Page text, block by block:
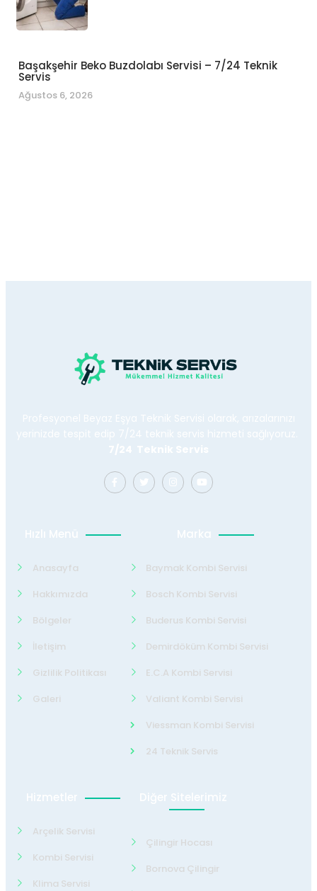
Başakşehir Beko Buzdolabı Servisi – 7/24 Teknik
Servis
Ağustos 6, 2026
Profesyonel Beyaz Eşya Teknik Servisi olarak, arızalarınızı
yerinizde tespit edip 7/24 teknik servis hizmeti sağlıyoruz.
7/24 Teknik Servis
Hızlı Menü
Anasayfa
Hakkımızda
Bölgeler
İletişim
Gizlilik Politikası
Galeri
Marka
Baymak Kombi Servisi
Bosch Kombi Servisi
Buderus Kombi Servisi
Demirdöküm Kombi Servisi
E.C.A Kombi Servisi
Valiant Kombi Servisi
Viessman Kombi Servisi
24 Teknik Servis
Hizmetler
Arçelik Servisi
Kombi Servisi
Klima Servisi
Diğer Sitelerimiz
Çilingir Hocası
Bornova Çilingir